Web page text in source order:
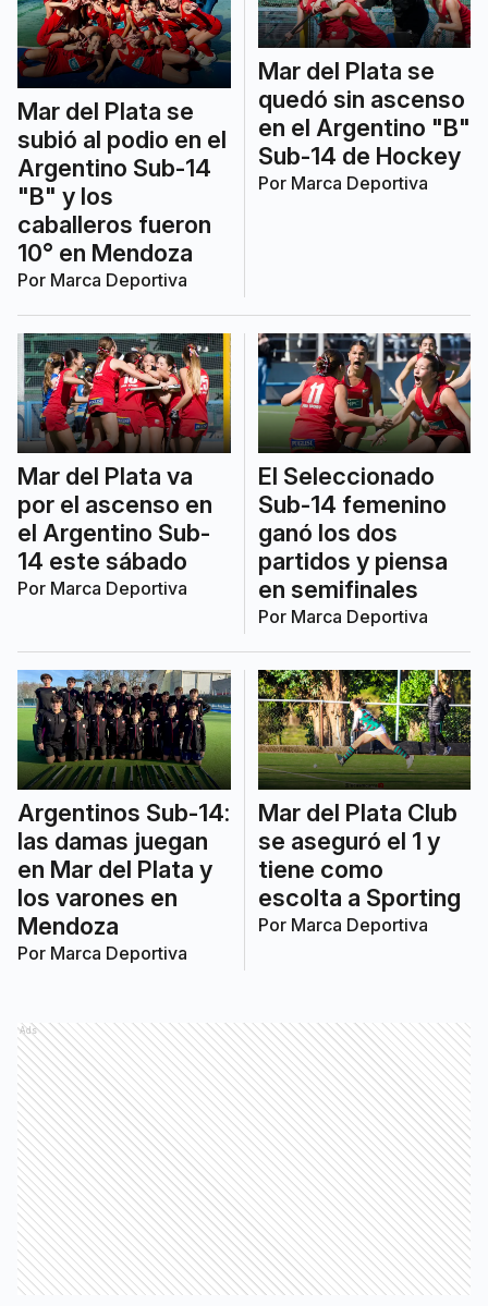
Mar del Plata se
subió al podio en el
Argentino Sub-14
"B" y los
caballeros fueron
10° en Mendoza
Por Marca Deportiva
Mar del Plata se
quedó sin ascenso
en el Argentino "B"
Sub-14 de Hockey
Por Marca Deportiva
Mar del Plata va
por el ascenso en
el Argentino Sub-
14 este sábado
Por Marca Deportiva
El Seleccionado
Sub-14 femenino
ganó los dos
partidos y piensa
en semifinales
Por Marca Deportiva
Argentinos Sub-14:
las damas juegan
en Mar del Plata y
los varones en
Mendoza
Por Marca Deportiva
Mar del Plata Club
se aseguró el 1 y
tiene como
escolta a Sporting
Por Marca Deportiva
Ads